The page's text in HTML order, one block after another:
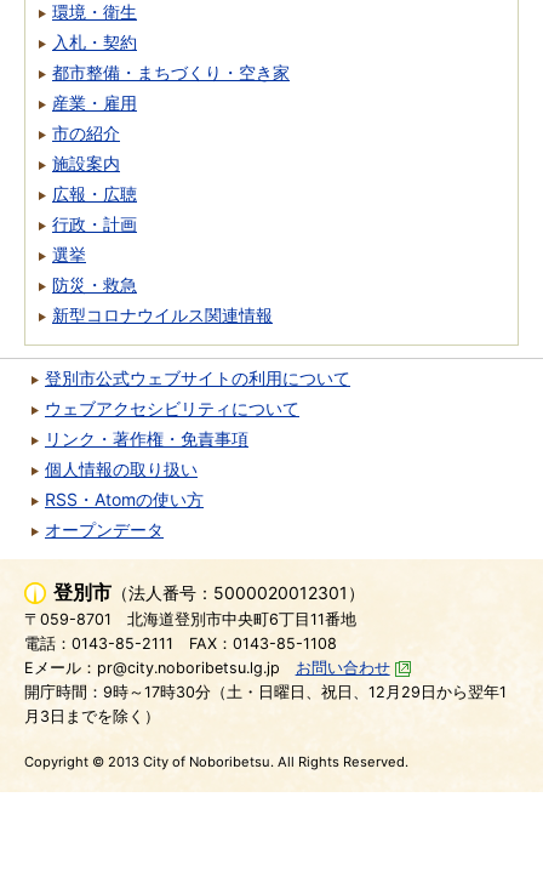
環境・衛生
入札・契約
都市整備・まちづくり・空き家
産業・雇用
市の紹介
施設案内
広報・広聴
行政・計画
選挙
防災・救急
新型コロナウイルス関連情報
登別市公式ウェブサイトの利用について
ウェブアクセシビリティについて
リンク・著作権・免責事項
個人情報の取り扱い
RSS・Atomの使い方
オープンデータ
登別市 （法人番号：5000020012301）
〒059-8701
北海道登別市中央町6丁目11番地
電話：0143-85-2111
FAX：0143-85-1108
Eメール：pr@city.noboribetsu.lg.jp
お問い合わせ
開庁時間：9時～17時30分（土・日曜日、祝日、12月29日から翌年1
月3日までを除く）
Copyright © 2013 City of Noboribetsu. All Rights Reserved.